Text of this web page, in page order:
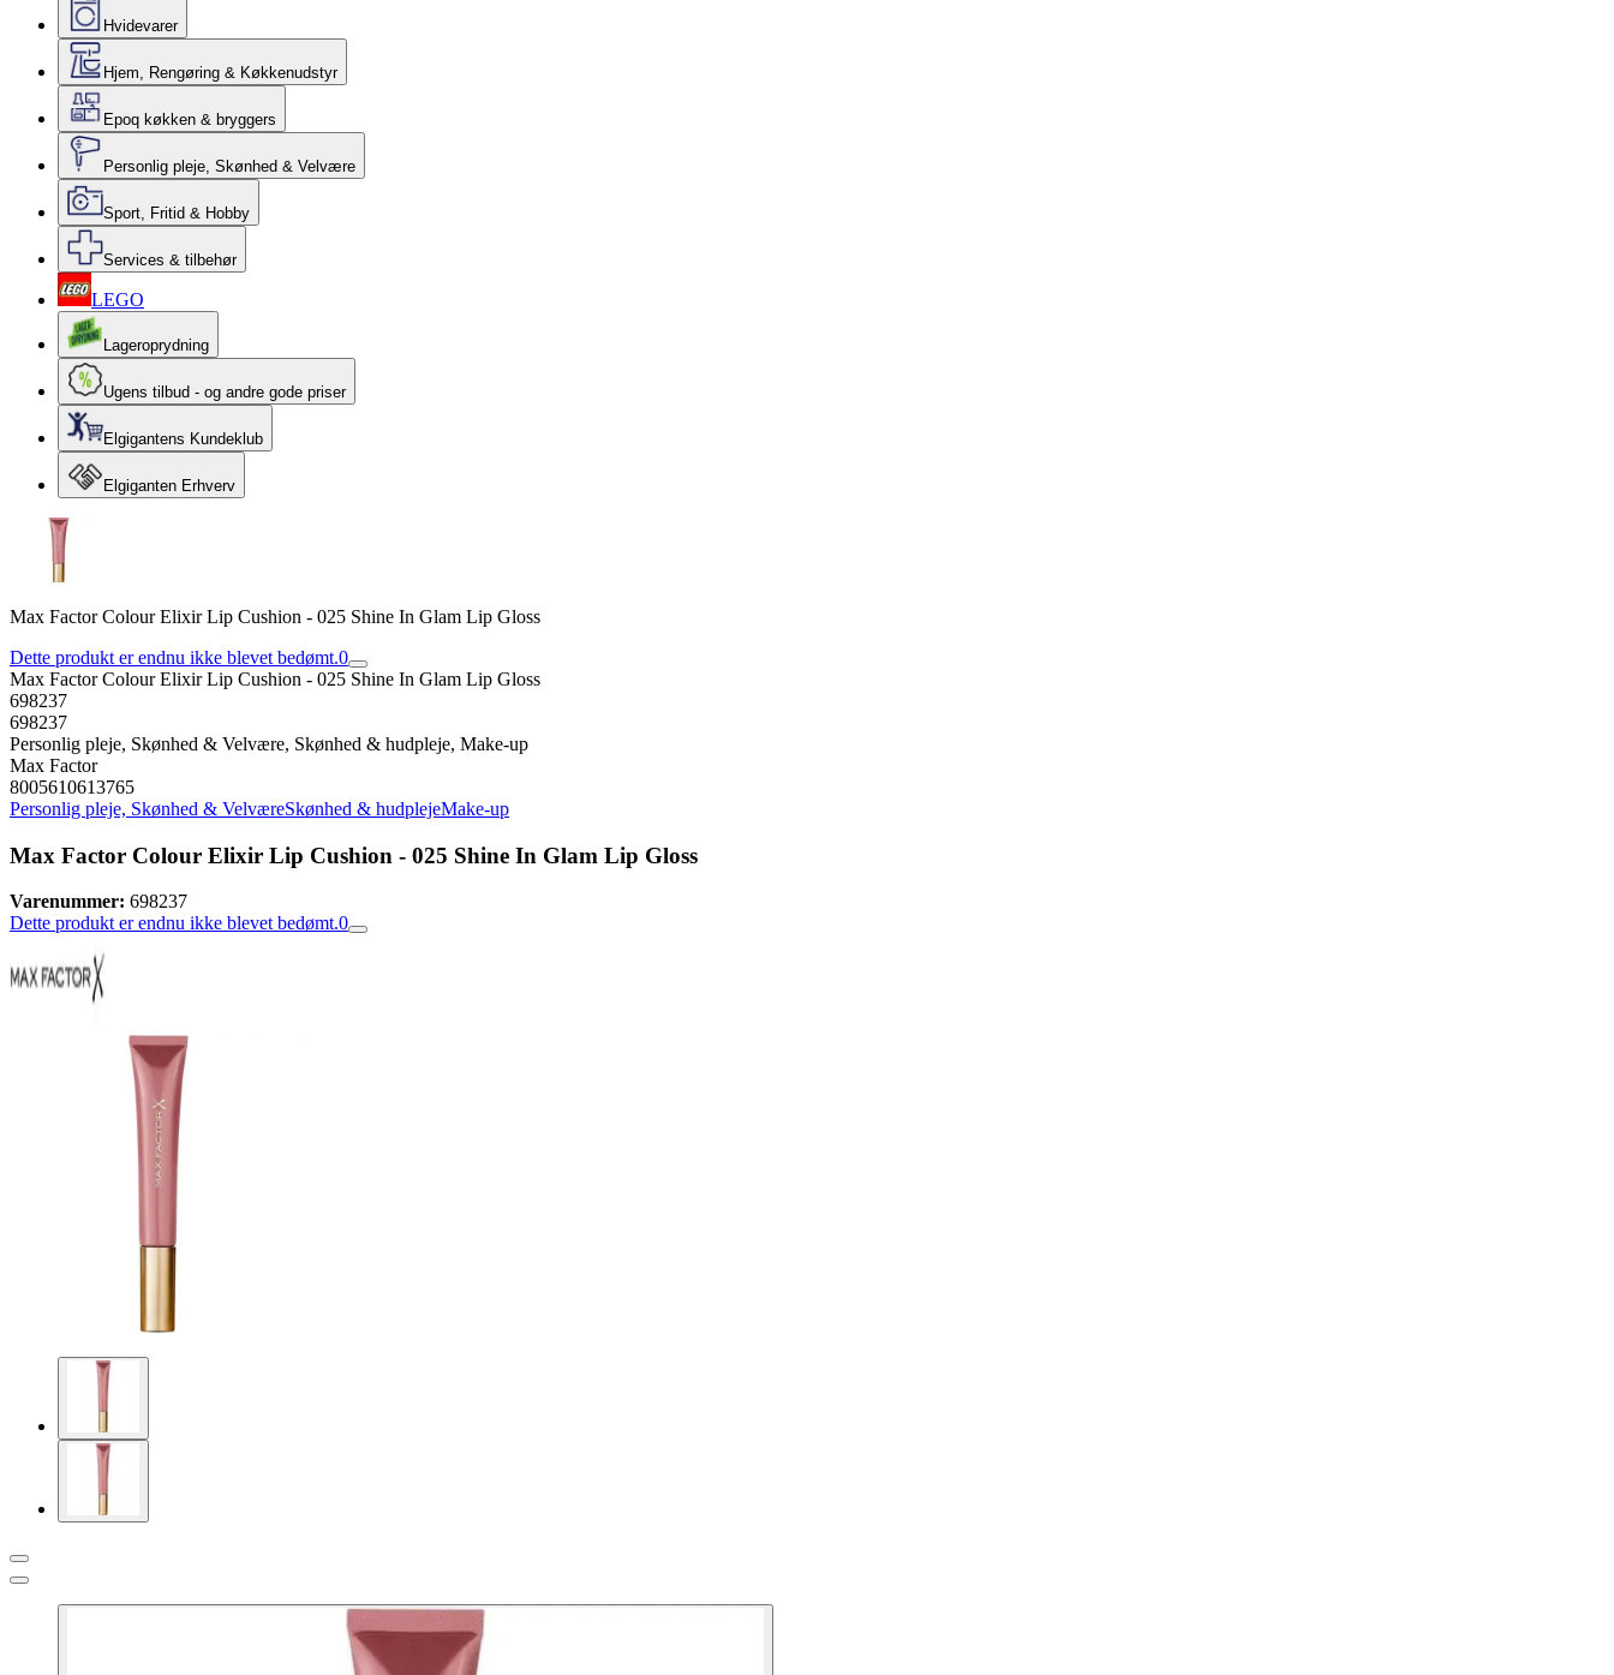
Hvidevarer
Hjem, Rengøring & Køkkenudstyr
Epoq køkken & bryggers
Personlig pleje, Skønhed & Velvære
Sport, Fritid & Hobby
Services & tilbehør
LEGO
Lageroprydning
Ugens tilbud - og andre gode priser
Elgigantens Kundeklub
Elgiganten Erhverv
Max Factor Colour Elixir Lip Cushion - 025 Shine In Glam Lip Gloss
Dette produkt er endnu ikke blevet bedømt.0
Max Factor Colour Elixir Lip Cushion - 025 Shine In Glam Lip Gloss
698237
698237
Personlig pleje, Skønhed & Velvære, Skønhed & hudpleje, Make-up
Max Factor
8005610613765
Personlig pleje, Skønhed & VelværeSkønhed & hudplejeMake-up
Max Factor Colour Elixir Lip Cushion - 025 Shine In Glam Lip Gloss
Varenummer: 698237
Dette produkt er endnu ikke blevet bedømt.0